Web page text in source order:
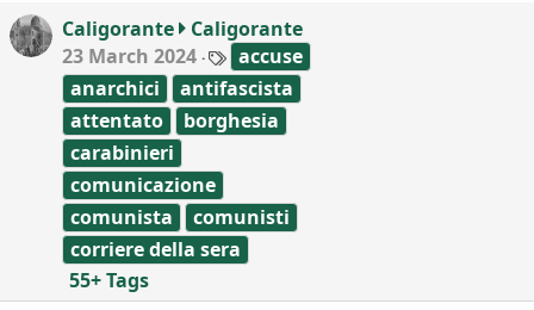
n
s
:
Caligorante
Caligorante
23 March 2024
T
a
g
s
accuse
anarchici
antifascista
attentato
borghesia
carabinieri
comunicazione
comunista
comunisti
corriere della sera
55+ Tags